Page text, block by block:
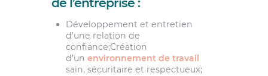
Développement et entretien
d’une relation de
confiance;Création
d’un environnement de travail
sain, sécuritaire et respectueux;